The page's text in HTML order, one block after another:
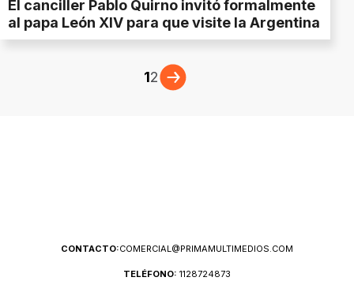
El canciller Pablo Quirno invitó formalmente
al papa León XIV para que visite la Argentina
12
CONTACTO:COMERCIAL@PRIMAMULTIMEDIOS.COM
TELÉFONO: 1128724873